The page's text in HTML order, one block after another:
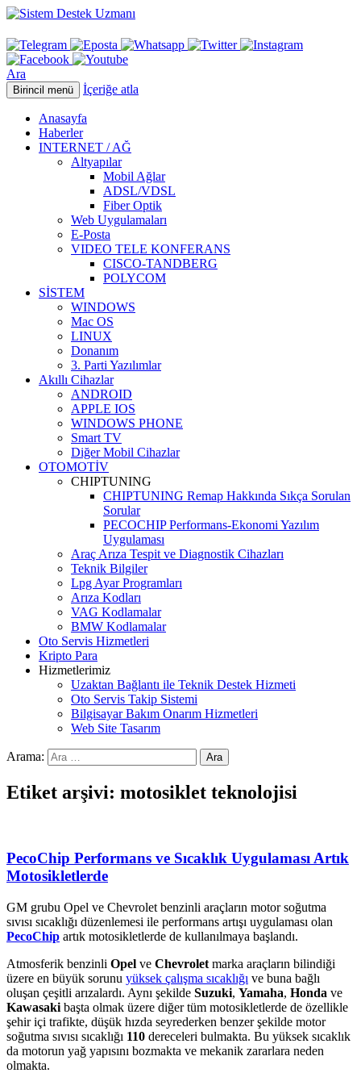
Ara
Birincil menü İçeriğe atla
Anasayfa
Haberler
INTERNET / AĞ
Altyapılar
Mobil Ağlar
ADSL/VDSL
Fiber Optik
Web Uygulamaları
E-Posta
VIDEO TELE KONFERANS
CISCO-TANDBERG
POLYCOM
SİSTEM
WINDOWS
Mac OS
LINUX
Donanım
3. Parti Yazılımlar
Akıllı Cihazlar
ANDROID
APPLE IOS
WINDOWS PHONE
Smart TV
Diğer Mobil Cihazlar
OTOMOTİV
CHIPTUNING
CHIPTUNING Remap Hakkında Sıkça Sorulan
Sorular
PECOCHIP Performans-Ekonomi Yazılım
Uygulaması
Araç Arıza Tespit ve Diagnostik Cihazları
Teknik Bilgiler
Lpg Ayar Programları
Arıza Kodları
VAG Kodlamalar
BMW Kodlamalar
Oto Servis Hizmetleri
Kripto Para
Hizmetlerimiz
Uzaktan Bağlantı ile Teknik Destek Hizmeti
Oto Servis Takip Sistemi
Bilgisayar Bakım Onarım Hizmetleri
Web Site Tasarım
Arama:
Etiket arşivi: motosiklet teknolojisi
PecoChip Performans ve Sıcaklık Uygulaması Artık
Motosikletlerde
GM grubu Opel ve Chevrolet benzinli araçların motor soğutma
sıvısı sıcaklığı düzenlemesi ile performans artışı uygulaması olan
PecoChip artık motosikletlerde de kullanılmaya başlandı.
Atmosferik benzinli Opel ve Chevrolet marka araçların bilindiği
üzere en büyük sorunu yüksek çalışma sıcaklığı ve buna bağlı
oluşan çeşitli arızalardı. Aynı şekilde Suzuki, Yamaha, Honda ve
Kawasaki başta olmak üzere diğer tüm motosikletlerde de özellikle
şehir içi trafikte, düşük hızda seyrederken benzer şekilde motor
soğutma sıvısı sıcaklığı 110 dereceleri bulmakta. Bu yüksek sıcaklık
da motorun yağ yapısını bozmakta ve mekanik zararlara neden
olmakta.